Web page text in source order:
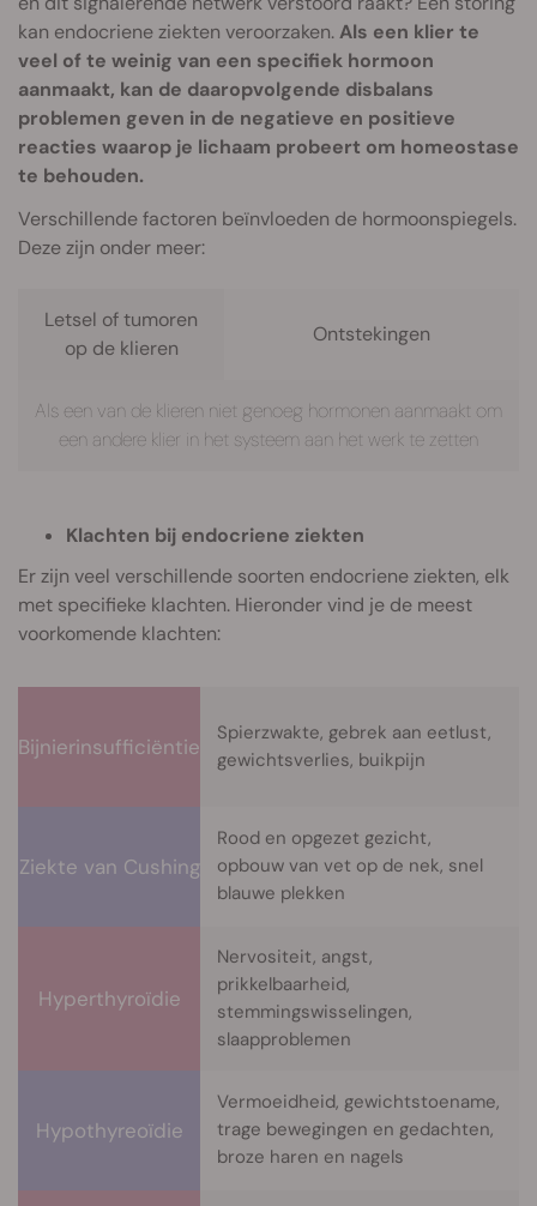
kan endocriene ziekten veroorzaken.Als een klier te
veel of te weinig van een specifiek hormoon
aanmaakt, kan de daaropvolgende disbalans
problemen geven in de negatieve en positieve
reacties waarop je lichaam probeert om homeostase
te behouden.
Verschillende factoren beïnvloeden de hormoonspiegels.
Deze zijn onder meer:
Letsel of tumoren
op de klieren
Ontstekingen
Als een van de klieren niet genoeg hormonen aanmaakt om
een andere klier in het systeem aan het werk te zetten
Klachten bij endocriene ziekten
Er zijn veel verschillende soorten endocriene ziekten, elk
met specifieke klachten. Hieronder vind je de meest
voorkomende klachten:
Bijnierinsufficiëntie
Spierzwakte, gebrek aan eetlust,
gewichtsverlies, buikpijn
Ziekte van Cushing
Rood en opgezet gezicht,
opbouw van vet op de nek, snel
blauwe plekken
Hyperthyroïdie
Nervositeit, angst,
prikkelbaarheid,
stemmingswisselingen,
slaapproblemen
Hypothyreoïdie
Vermoeidheid, gewichtstoename,
trage bewegingen en gedachten,
broze haren en nagels